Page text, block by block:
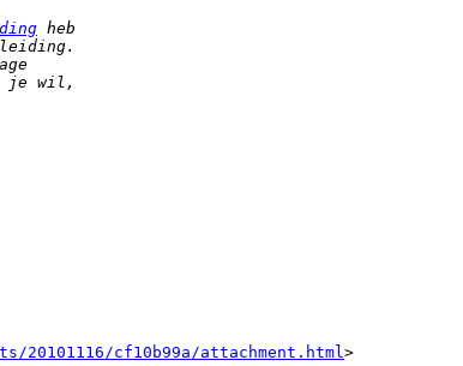
cf10b99a/attachment.html